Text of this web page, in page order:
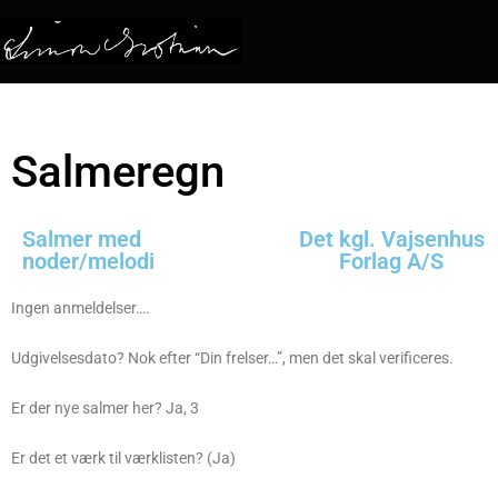
Salmeregn
Salmer med
noder/melodi
Det kgl. Vajsenhus
Forlag A/S
Ingen anmeldelser….
Udgivelsesdato? Nok efter “Din frelser…”, men det skal verificeres.
Er der nye salmer her? Ja, 3
Er det et værk til værklisten? (Ja)